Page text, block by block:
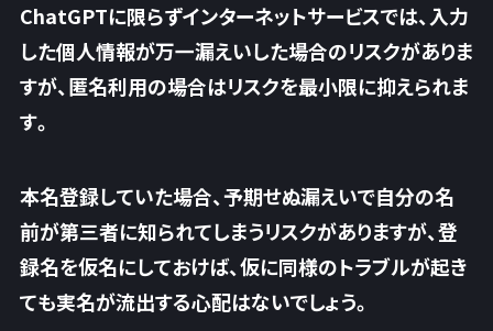
ChatGPTに限らずインターネットサービスでは、入力
した個人情報が万一漏えいした場合のリスクがありま
すが、匿名利用の場合はリスクを最小限に抑えられま
す。
本名登録していた場合、予期せぬ漏えいで自分の名
前が第三者に知られてしまうリスクがありますが、登
録名を仮名にしておけば、仮に同様のトラブルが起き
ても実名が流出する心配はないでしょう。